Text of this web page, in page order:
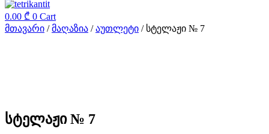
0.00 ₾ 0 Cart
მთავარი /მაღაზია /აუთლეტი / სტელაჟი № 7
სტელაჟი № 7